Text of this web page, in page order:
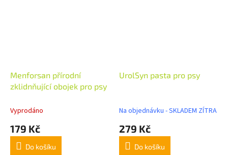
Menforsan přírodní
zklidnňující obojek pro psy
Vyprodáno
179 Kč
Do košíku
UrolSyn pasta pro psy
Na objednávku - SKLADEM ZÍTRA
279 Kč
Do košíku